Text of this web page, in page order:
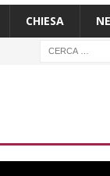
CHIESA